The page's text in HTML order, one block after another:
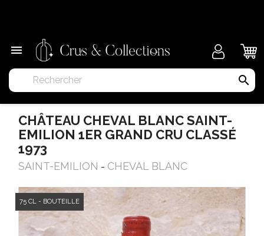

search
CHÂTEAU CHEVAL BLANC SAINT-
EMILION 1ER GRAND CRU CLASSÉ
1973
SAINT-EMILION - CHEVAL BLANC
75 CL - BOUTEILLE